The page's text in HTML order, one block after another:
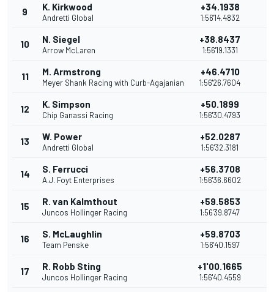
9 K. Kirkwood
Andretti Global
+34.1938
1:56'14.4832
10 N. Siegel
Arrow McLaren
+38.8437
1:56'19.1331
11 M. Armstrong
Meyer Shank Racing with Curb-Agajanian
+46.4710
1:56'26.7604
12 K. Simpson
Chip Ganassi Racing
+50.1899
1:56'30.4793
13 W. Power
Andretti Global
+52.0287
1:56'32.3181
14 S. Ferrucci
A.J. Foyt Enterprises
+56.3708
1:56'36.6602
15 R. van Kalmthout
Juncos Hollinger Racing
+59.5853
1:56'39.8747
16 S. McLaughlin
Team Penske
+59.8703
1:56'40.1597
17 R. Robb Sting
Juncos Hollinger Racing
+1'00.1665
1:56'40.4559